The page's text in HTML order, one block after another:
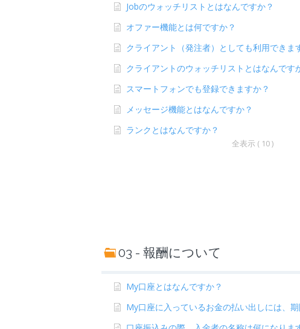
Jobのウォッチリストとはなんですか？
オファー機能とは何ですか？
クライアント（発注者）としても利用できま
クライアントのウォッチリストとはなんです
スマートフォンでも登録できますか？
メッセージ機能とはなんですか？
ランクとはなんですか？
全表示 ( 10 )
03 - 報酬について
My口座とはなんですか？
My口座に入っているお金の払い出しには、